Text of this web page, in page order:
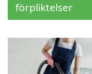
förpliktelser